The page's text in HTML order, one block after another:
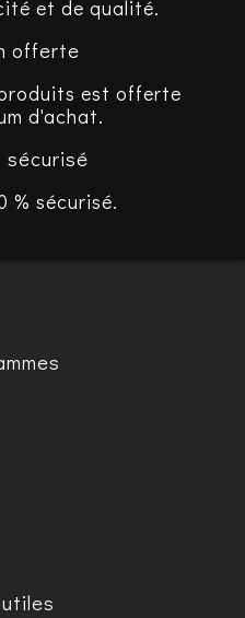
et de qualité.
offerte
est offerte
d'achat.
sécurisé
% sécurisé.